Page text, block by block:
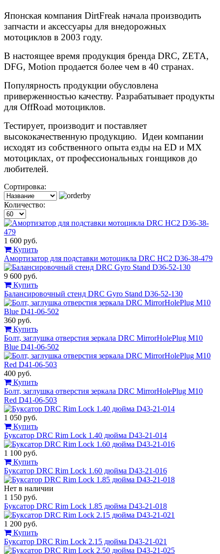
Японская компания DirtFreak начала производить
запчасти и аксессуары для внедорожных
мотоциклов в 2003 году.
В настоящее время продукция бренда DRC, ZETA,
DFG, Motion продается более чем в 40 странах.
Популярность продукции обусловлена
приверженностью качеству. Разрабатывает продукты
для OffRoad мотоциклов.
Тестирует, производит и поставляет
высококачественную продукцию. Идеи компании
исходят из собственного опыта езды на ED и MX
мотоциклах, от профессиональных гонщиков до
любителей.
Сортировка:
Количество:
1 600 руб.
Купить
Амортизатор для подставки мотоцикла DRC HC2 D36-38-479
9 600 руб.
Купить
Балансировочный стенд DRC Gyro Stand D36-52-130
360 руб.
Купить
Болт, заглушка отверстия зеркала DRC MirrorHolePlug M10
Blue D41-06-502
400 руб.
Купить
Болт, заглушка отверстия зеркала DRC MirrorHolePlug M10
Red D41-06-503
1 050 руб.
Купить
Буксатор DRC Rim Lock 1.40 дюйма D43-21-014
1 100 руб.
Купить
Буксатор DRC Rim Lock 1.60 дюйма D43-21-016
Нет в наличии
1 150 руб.
Буксатор DRC Rim Lock 1.85 дюйма D43-21-018
1 200 руб.
Купить
Буксатор DRC Rim Lock 2.15 дюйма D43-21-021